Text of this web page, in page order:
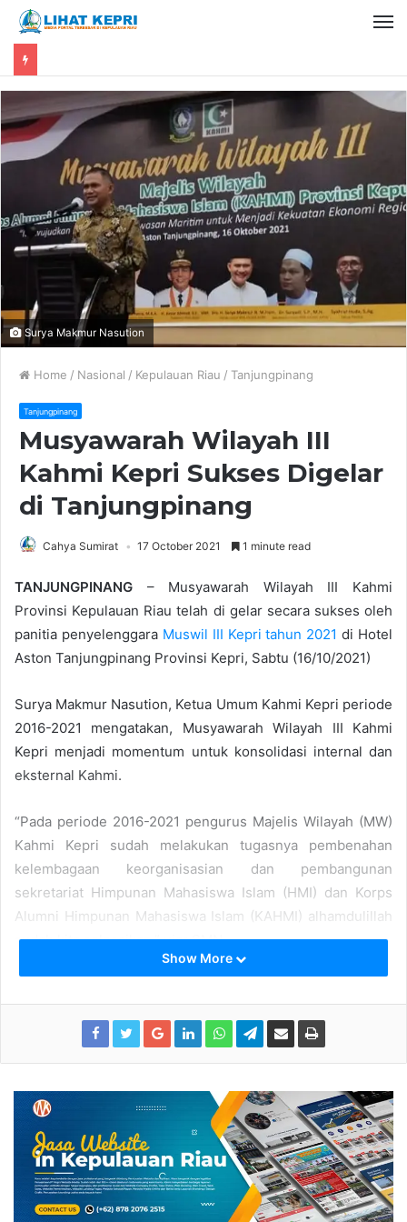
Surya Makmur Nasution
Home / Nasional / Kepulauan Riau / Tanjungpinang
Tanjungpinang
Musyawarah Wilayah III
Kahmi Kepri Sukses Digelar
di Tanjungpinang
Cahya Sumirat 17 October 2021 1 minute read
TANJUNGPINANG – Musyawarah Wilayah III Kahmi
Provinsi Kepulauan Riau telah di gelar secara sukses oleh
panitia penyelenggara Muswil III Kepri tahun 2021 di Hotel
Aston Tanjungpinang Provinsi Kepri, Sabtu (16/10/2021)
Surya Makmur Nasution, Ketua Umum Kahmi Kepri periode
2016-2021 mengatakan, Musyawarah Wilayah III Kahmi
Kepri menjadi momentum untuk konsolidasi internal dan
eksternal Kahmi.
“Pada periode 2016-2021 pengurus Majelis Wilayah (MW)
Kahmi Kepri sudah melakukan tugasnya pembenahan
kelembagaan keorganisasian dan pembangunan
sekretariat Himpunan Mahasiswa Islam (HMI) dan Korps
Alumni Himpunan Mahasiswa Islam (KAHMI) alhamdulillah
sudah kita selesaikan,” ujar SMN
beasiswa kepada anak-anak miskin yang berpotensi untuk
kuliah secara gratis di Universitas Insan Cita Indonesia
“Kini saatnya Kahmi Kepri di pimpin oleh pemimpin yang
baru dengan terpilihnya Dr. Suryadi SIP, MH, kita yakin
bahwasanya beliau mampu untuk mengemban amanah ini
dan dapat menjadikan Kahmi Kepri lebih baik lagi
Show More